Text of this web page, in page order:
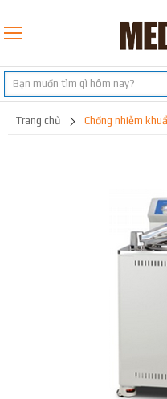
trang chủ chống nhiễm